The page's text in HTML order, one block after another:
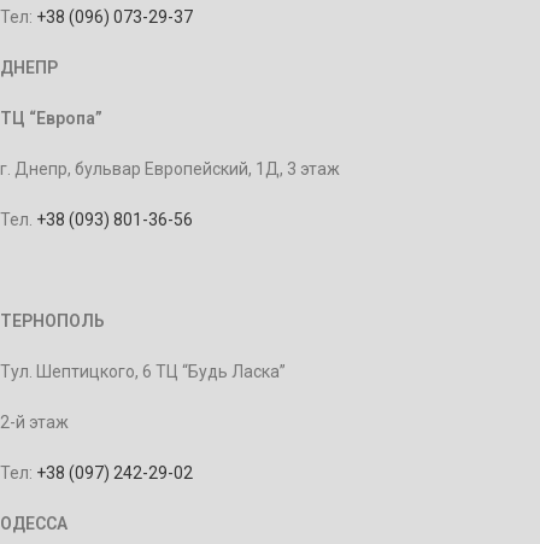
Тел: +38 (096) 073-29-37
ДНЕПР
ТЦ “Европа”
г. Днепр, бульвар Европейский, 1Д, 3 этаж
Тел. +38 (093) 801-36-56
ТЕРНОПОЛЬ
Тул. Шептицкого, 6 ТЦ “Будь Ласка”
2-й этаж
Тел: +38 (097) 242-29-02
ОДЕССА